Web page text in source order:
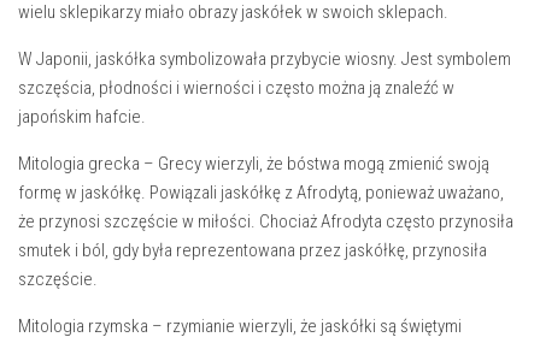
wielu sklepikarzy miało obrazy jaskółek w swoich sklepach.
W Japonii, jaskółka symbolizowała przybycie wiosny. Jest symbolem
szczęścia, płodności i wierności i często można ją znaleźć w
japońskim hafcie.
Mitologia grecka – Grecy wierzyli, że bóstwa mogą zmienić swoją
formę w jaskółkę. Powiązali jaskółkę z Afrodytą, ponieważ uważano,
że przynosi szczęście w miłości. Chociaż Afrodyta często przynosiła
smutek i ból, gdy była reprezentowana przez jaskółkę, przynosiła
szczęście.
Mitologia rzymska – rzymianie wierzyli, że jaskółki są świętymi